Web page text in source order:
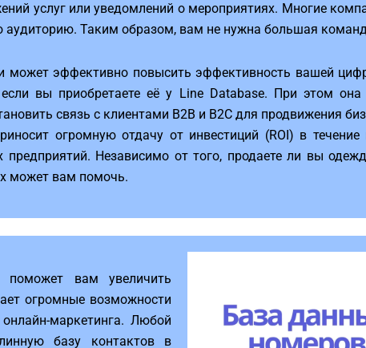
услуг или уведомлений о мероприятиях. Многие
Таким образом, вам не нужна большая
эффективно повысить эффективность вашей
вы приобретаете её у Line Database. При этом
связь с клиентами B2B и B2C для продвижения
огромную отдачу от инвестиций (ROI) в
Независимо от того, продаете ли вы
может вам помочь.
поможет вам увеличить
огромные возможности
маркетинга. Любой
базу контактов в